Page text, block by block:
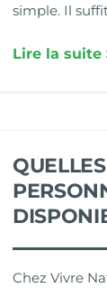
simple. Il suffit
Lire la suite
Chez Vivre